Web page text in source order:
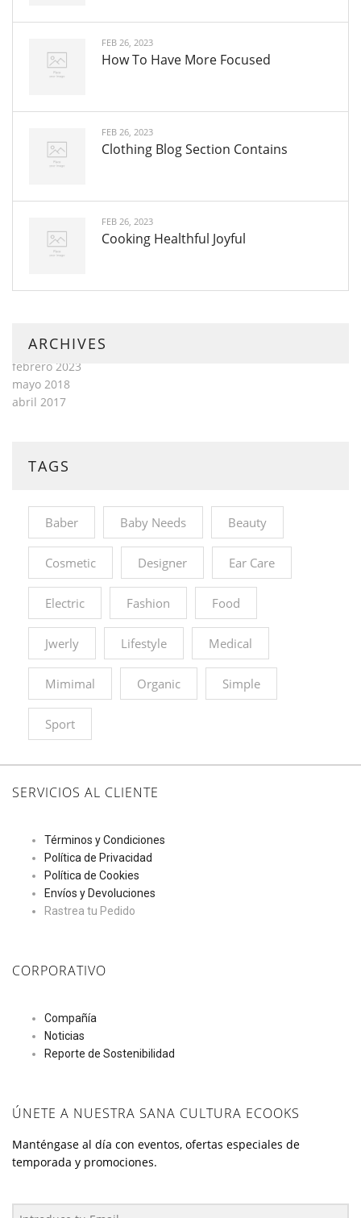
FEB 26, 2023
How To Have More Focused
FEB 26, 2023
Clothing Blog Section Contains
FEB 26, 2023
Cooking Healthful Joyful
ARCHIVES
febrero 2023
mayo 2018
abril 2017
TAGS
Baber Baby Needs Beauty
Cosmetic Designer Ear Care
Electric Fashion Food
Jwerly Lifestyle Medical
Mimimal Organic Simple
Sport
SERVICIOS AL CLIENTE
Términos y Condiciones
Política de Privacidad
Política de Cookies
Envíos y Devoluciones
Rastrea tu Pedido
CORPORATIVO
Compañía
Noticias
Reporte de Sostenibilidad
ÚNETE A NUESTRA SANA CULTURA ECOOKS
Manténgase al día con eventos, ofertas especiales de
temporada y promociones.